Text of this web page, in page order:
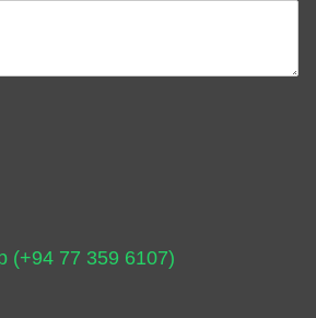
(+94 77 359 6107)